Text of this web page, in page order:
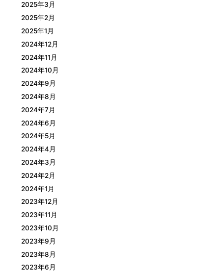
2025年3月
2025年2月
2025年1月
2024年12月
2024年11月
2024年10月
2024年9月
2024年8月
2024年7月
2024年6月
2024年5月
2024年4月
2024年3月
2024年2月
2024年1月
2023年12月
2023年11月
2023年10月
2023年9月
2023年8月
2023年6月